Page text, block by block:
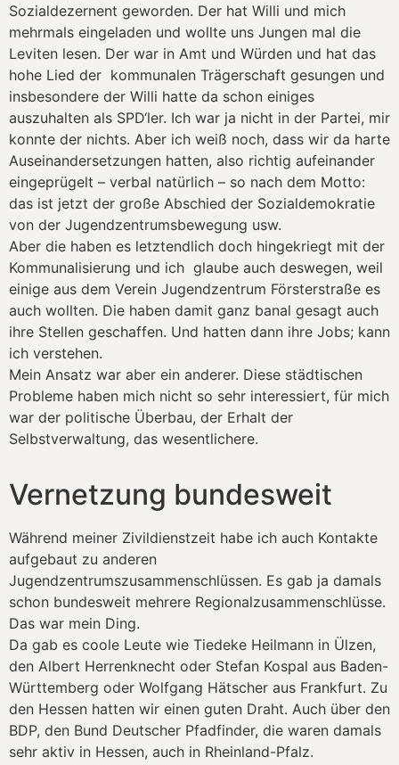
Sozialdezernent geworden. Der hat Willi und mich
mehrmals eingeladen und wollte uns Jungen mal die
Leviten lesen. Der war in Amt und Würden und hat das
hohe Lied der kommunalen Trägerschaft gesungen und
insbesondere der Willi hatte da schon einiges
auszuhalten als SPD‘ler. Ich war ja nicht in der Partei, mir
konnte der nichts. Aber ich weiß noch, dass wir da harte
Auseinandersetzungen hatten, also richtig aufeinander
eingeprügelt – verbal natürlich – so nach dem Motto:
das ist jetzt der große Abschied der Sozialdemokratie
von der Jugendzentrumsbewegung usw.
Aber die haben es letztendlich doch hingekriegt mit der
Kommunalisierung und ich glaube auch deswegen, weil
einige aus dem Verein Jugendzentrum Försterstraße es
auch wollten. Die haben damit ganz banal gesagt auch
ihre Stellen geschaffen. Und hatten dann ihre Jobs; kann
ich verstehen.
Mein Ansatz war aber ein anderer. Diese städtischen
Probleme haben mich nicht so sehr interessiert, für mich
war der politische Überbau, der Erhalt der
Selbstverwaltung, das wesentlichere.
Vernetzung bundesweit
Während meiner Zivildienstzeit habe ich auch Kontakte
aufgebaut zu anderen
Jugendzentrumszusammenschlüssen. Es gab ja damals
schon bundesweit mehrere Regionalzusammenschlüsse.
Das war mein Ding.
Da gab es coole Leute wie Tiedeke Heilmann in Ülzen,
den Albert Herrenknecht oder Stefan Kospal aus Baden-
Württemberg oder Wolfgang Hätscher aus Frankfurt. Zu
den Hessen hatten wir einen guten Draht. Auch über den
BDP, den Bund Deutscher Pfadfinder, die waren damals
sehr aktiv in Hessen, auch in Rheinland-Pfalz.